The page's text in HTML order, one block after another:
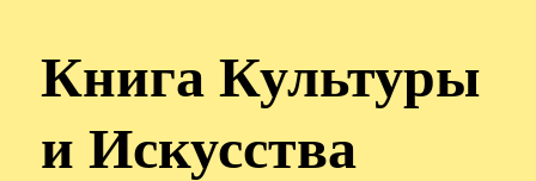
Книга Культуры
и Искусства